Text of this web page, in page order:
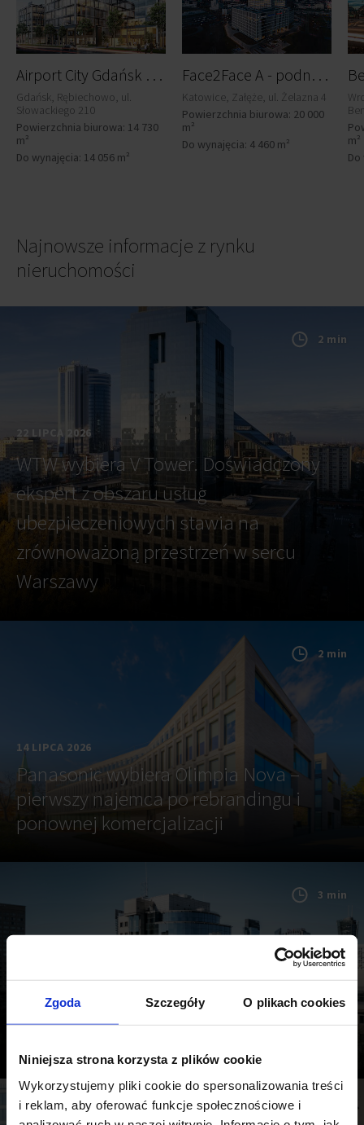
Zgoda Szczegóły O plikach cookies
Niniejsza strona korzysta z plików cookie
Wykorzystujemy pliki cookie do spersonalizowania treści
i reklam, aby oferować funkcje społecznościowe i
A
irport City Gdańsk - Bravo
Gdańsk, Rębiechowo, ul.
Słowackiego 210
Powierzchnia biurowa: 14 730
m²
Do wynajęcia: 14 056 m²
F
ace2Face A - podnajem
Katowice, Załęże, ul. Żelazna 4
Powierzchnia biurowa: 20 000
m²
Do wynajęcia: 4 460 m²
m²
Do
Najnowsze informacje z rynku
nieruchomości
22 LIPCA 2026
WTW wybiera V Tower. Doświadczony
ekspert z obszaru usług
ubezpieczeniowych stawia na
zrównoważoną przestrzeń w sercu
Warszawy
2 min
14 LIPCA 2026
Panasonic wybiera Olimpia Nova –
pierwszy najemca po rebrandingu i
ponownej komercjalizacji
2 min
Francusko-Polska Izba Gospodarcza
3 min